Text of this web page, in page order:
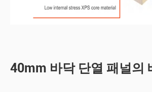
40mm 바닥 단열 패널의